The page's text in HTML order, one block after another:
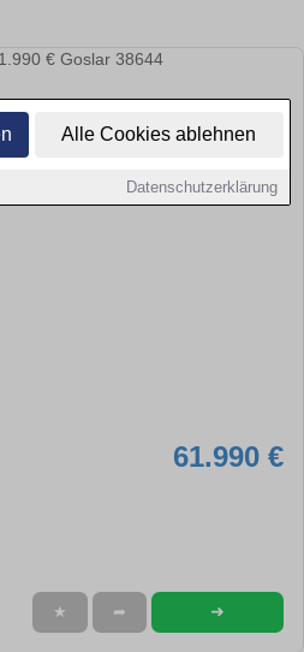
Alle Cookies ablehnen
Datenschutzerklärung
61.990 €
★ ➦ ➜